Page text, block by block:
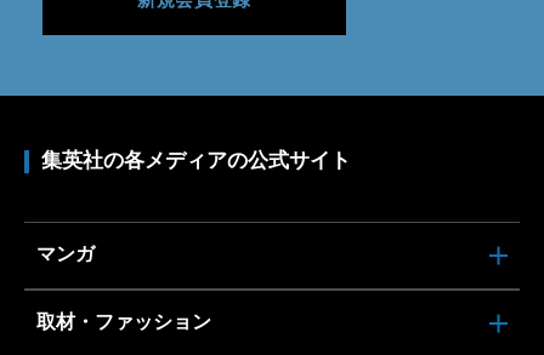
集英社の各メディアの公式サイト
マンガ
取材・ファッション